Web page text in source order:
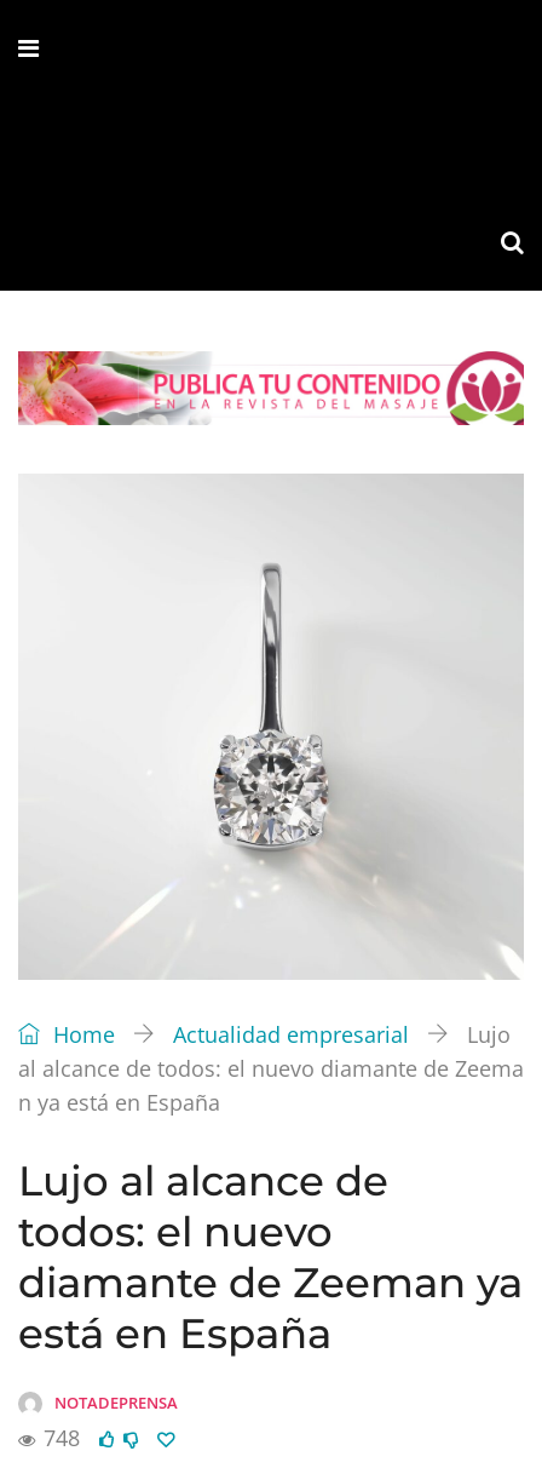
Home Actualidad empresarial
Lujo
al alcance de todos: el nuevo diamante de Zeema
n ya está en España
Lujo al alcance de
todos: el nuevo
diamante de Zeeman ya
está en España
NOTADEPRENSA
748